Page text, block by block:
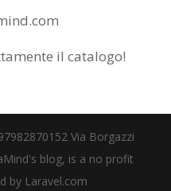
il catalogo!
Via Borgazzi
blog, is a no profit
by Laravel.com